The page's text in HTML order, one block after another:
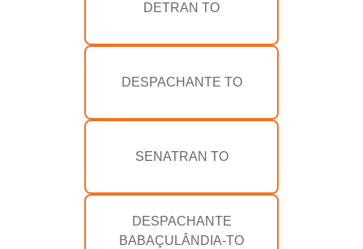
DETRAN TO
DESPACHANTE TO
SENATRAN TO
DESPACHANTE
BABAÇULÂNDIA-TO